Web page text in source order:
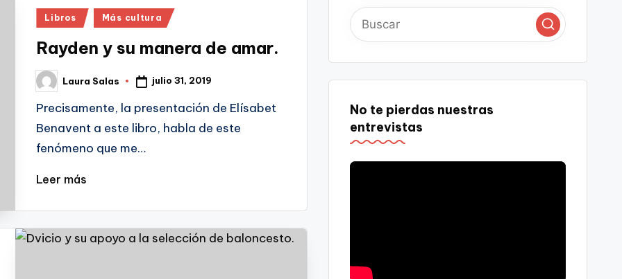
Publicado
Libros Más cultura
Rayden y su manera de amar.
Publicado
por
Laura Salas julio 31, 2019
Precisamente, la presentación de Elísabet
Benavent a este libro, habla de este
fenómeno que me…
Leer más
No te pierdas nuestras
entrevistas